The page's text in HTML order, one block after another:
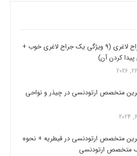
بهترین جراح لاغری (9 ویژگی یک جراح لاغری خوب +
کردن آن)
متخصص ارتودنسی در چیذر و نواحی
متخصص ارتودنسی در قیطریه + نحوه
متخصص ارتودنسی